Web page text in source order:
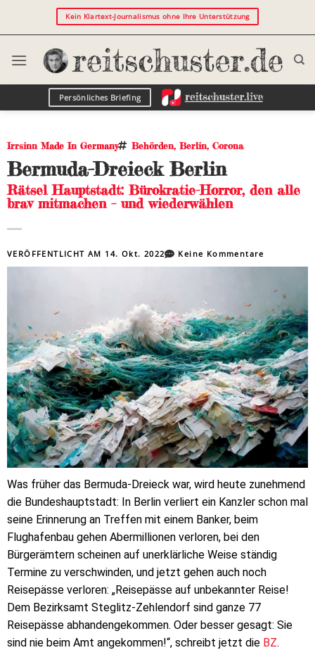
Kein Klartext-Journalismus ohne Ihre Unterstützung
Persönliches Briefing
Irrsinn Made In Germany Behörden, Berlin, Corona
Bermuda-Dreieck Berlin
Rätsel Hauptstadt: Bürokratie-Horror, den alle
brav mitmachen – und wiederwählen
VERÖFFENTLICHT AM 14. Okt. 2022 Keine Kommentare
Was früher das Bermuda-Dreieck war, wird heute zunehmend
die Bundeshauptstadt: In Berlin verliert ein Kanzler schon mal
seine Erinnerung an Treffen mit einem Banker, beim
Flughafenbau gehen Abermillionen verloren, bei den
Bürgerämtern scheinen auf unerklärliche Weise ständig
Termine zu verschwinden, und jetzt gehen auch noch
Reisepässe verloren: „Reisepässe auf unbekannter Reise!
Dem Bezirksamt Steglitz-Zehlendorf sind ganze 77
Reisepässe abhandengekommen. Oder besser gesagt: Sie
sind nie beim Amt angekommen!“, schreibt jetzt die BZ.